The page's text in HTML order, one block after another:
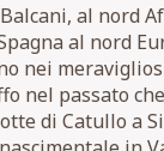
al nord
al nord
nei
nel passato
di Catullo a